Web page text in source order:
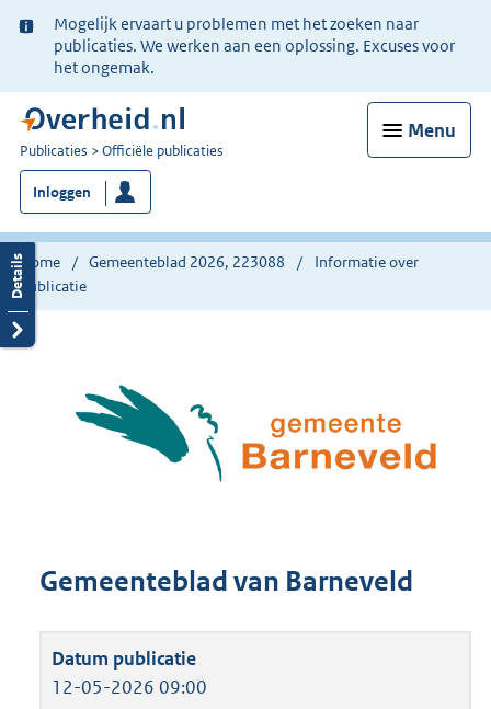
Ter
informatie:
Mogelijk ervaart u problemen met het zoeken naar
publicaties. We werken aan een oplossing. Excuses voor
het ongemak.
Menu
U
bent
nu
hier:
Publicaties Officiële publicaties
Inloggen
Home Gemeenteblad 2026, 223088
Informatie over
publicatie
Gemeenteblad van Barneveld
12-05-2026 09:00